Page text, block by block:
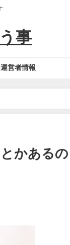
事
運営者情報
かあるの